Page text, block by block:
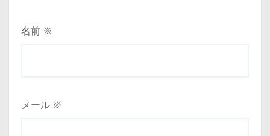
名前 ※
メール ※